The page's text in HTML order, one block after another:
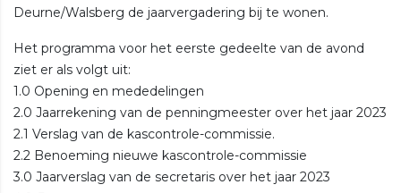
Deurne/Walsberg de jaarvergadering bij te wonen.
Het programma voor het eerste gedeelte van de avond
ziet er als volgt uit:
1.0 Opening en mededelingen
2.0 Jaarrekening van de penningmeester over het jaar 2023
2.1 Verslag van de kascontrole-commissie.
2.2 Benoeming nieuwe kascontrole-commissie
3.0 Jaarverslag van de secretaris over het jaar 2023